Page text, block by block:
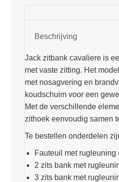
Beschrijving
Jack zitbank cavaliere is
met vaste zitting. Het
met nosagvering en
koudschuim voor een
Met de verschillende
zithoek eenvoudig samen
Te bestellen onderdelen
Fauteuil met rugleuning
2 zits bank met
3 zits bank met